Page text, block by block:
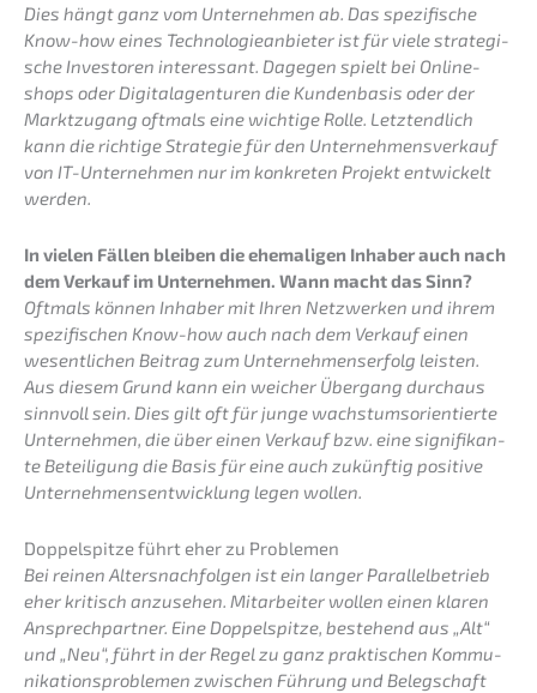
Dies hängt ganz vom Unter­neh­men ab. Das spezi­fi­sche
Know-how eines Techno­lo­gie­an­bie­ter ist für viele strate­gi­
sche Inves­to­ren inter­es­sant. Dagegen spielt bei Online­
shops oder Digita­l­agen­tu­ren die Kunden­ba­sis oder der
Markt­zu­gang oftmals eine wichti­ge Rolle. Letzt­end­lich
kann die richti­ge Strate­gie für den Unter­nehmens­verkauf
von IT-Unter­neh­men nur im konkre­ten Projekt entwi­ckelt
werden.
In vielen Fällen bleiben die ehema­li­gen Inhaber auch nach
dem Verkauf im Unter­neh­men. Wann macht das Sinn?
Oftmals können Inhaber mit Ihren Netzwer­ken und ihrem
spezi­fi­schen Know-how auch nach dem Verkauf einen
wesent­li­chen Beitrag zum Unter­neh­mens­er­folg leisten.
Aus diesem Grund kann ein weicher Übergang durch­aus
sinnvoll sein. Dies gilt oft für junge wachs­tums­ori­en­tier­te
Unter­neh­men, die über einen Verkauf bzw. eine signi­fi­kan­
te Betei­li­gung die Basis für eine auch zukünf­tig positi­ve
Unter­neh­mens­ent­wick­lung legen wollen.
Doppel­spit­ze führt eher zu Problemen
Bei reinen Alters­nach­fol­gen ist ein langer Paral­lel­be­trieb
eher kritisch anzuse­hen. Mitar­bei­ter wollen einen klaren
Ansprech­part­ner. Eine Doppel­spit­ze, bestehend aus „Alt“
und „Neu“, führt in der Regel zu ganz prakti­schen Kommu­
ni­ka­ti­ons­pro­ble­men zwischen Führung und Beleg­schaft